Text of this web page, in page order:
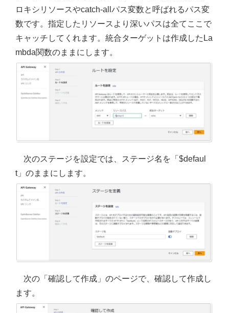
ロキシリソースやcatch-allパス変数と呼ばれるパス変
数です。指定したリソースより深いパスは全てここで
キャッチしてくれます。統合ターゲットは作成したLa
mbda関数のままにします。
次のステージを設定では、ステージ名を「$defaul
t」のままにします。
次の「確認して作成」のページで、確認して作成し
ます。